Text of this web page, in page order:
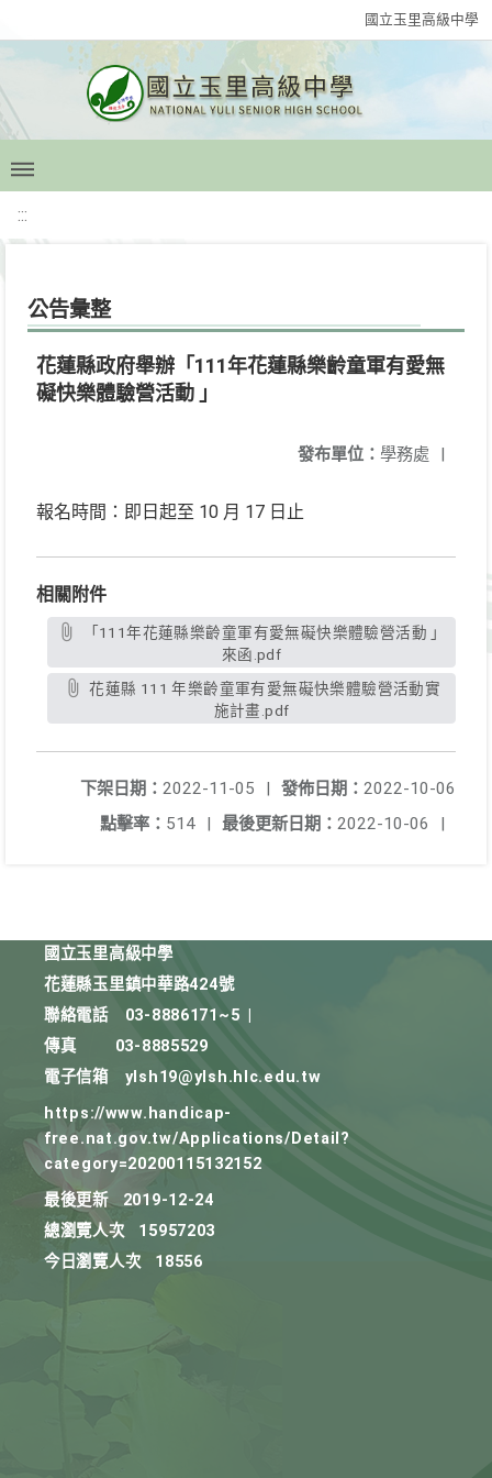
國立玉里高級中學
:::
公告彙整
花蓮縣政府舉辦「111年花蓮縣樂齡童軍有愛無
礙快樂體驗營活動 」
發布單位： 學務處 |
報名時間：即日起至 10 月 17 日止
相關附件
來函.pdf
花蓮縣 111 年樂齡童軍有愛無礙快樂體驗營活動實
施計畫.pdf
發佈日期： 2022-10-06
下架日期： 2022-11-05
|
最後更新日期： 2022-10-06 |
點擊率： 514 |
國立玉里高級中學
花蓮縣玉里鎮中華路424號
聯絡電話
03-8886171~5
傳真
03-8885529
電子信箱
ylsh19@ylsh.hlc.edu.tw
https://www.handicap-
free.nat.gov.tw/Applications/Detail?
category=20200115132152
最後更新
2019-12-24
總瀏覽人次
15957203
今日瀏覽人次
18556